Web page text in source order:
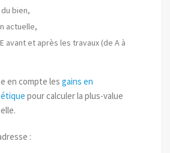
bien,
actuelle,
avant et après les travaux (de A à
en compte les gains en
pour calculer la plus-value
: